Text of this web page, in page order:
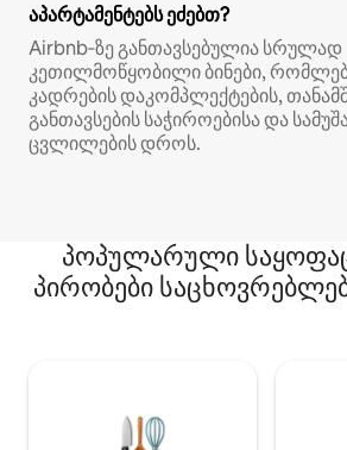
აპარტამენტებს ეძებთ?
Airbnb‑ზე განთავსებულია სრულად
კეთილმოწყობილი ბინები,
კადრების დაკომპლექტების,
განთავსების საჭიროებისა და
ცვლილების დროს.
პოპულარული
პირობები